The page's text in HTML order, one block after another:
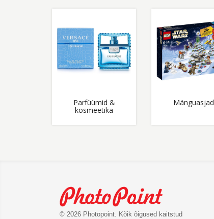
Parfüümid &
kosmeetika
Mänguasjad
© 2026 Photopoint. Kõik õigused kaitstud